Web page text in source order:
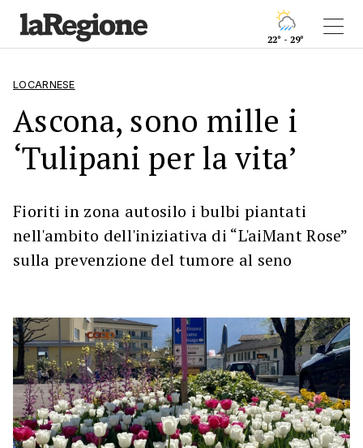
22° - 29°
LOCARNESE
Ascona, sono mille i
‘Tulipani per la vita’
Fioriti in zona autosilo i bulbi piantati
nell'ambito dell'iniziativa di “L'aiMant Rose”
sulla prevenzione del tumore al seno